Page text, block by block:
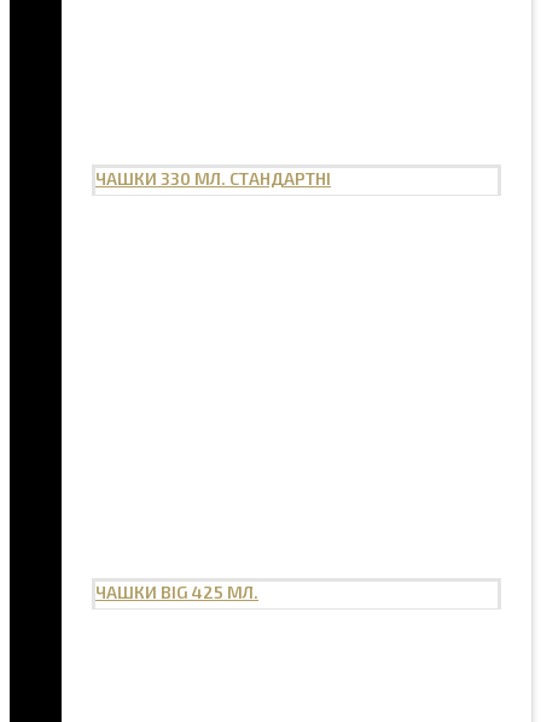
ЧАШКИ 330 МЛ. СТАНДАРТНІ
ЧАШКИ BIG 425 МЛ.